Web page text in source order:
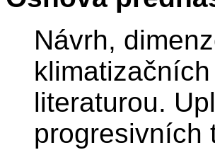
Návrh,
literaturou.
progresivních